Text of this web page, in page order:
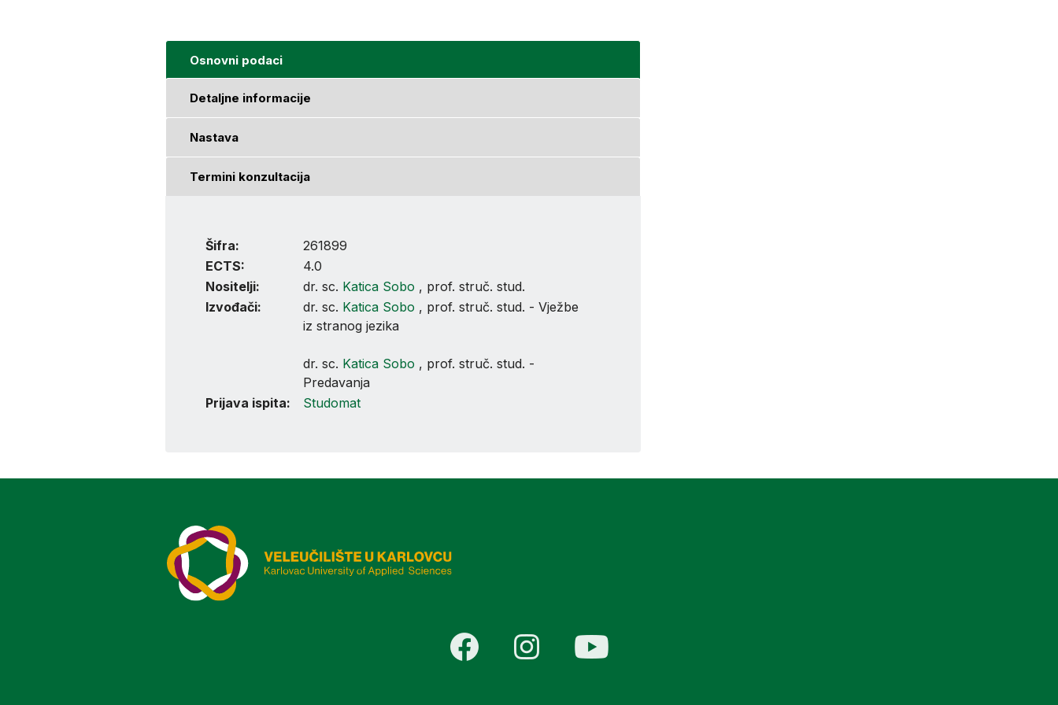
Osnovni podaci
Detaljne informacije
Nastava
Termini konzultacija
Šifra:
261899
ECTS:
4.0
Nositelji:
dr. sc. Katica Sobo , prof. struč. stud.
Izvođači:
dr. sc. Katica Sobo , prof. struč. stud. - Vježbe
iz stranog jezika
dr. sc. Katica Sobo , prof. struč. stud. -
Predavanja
Prijava ispita:
Studomat